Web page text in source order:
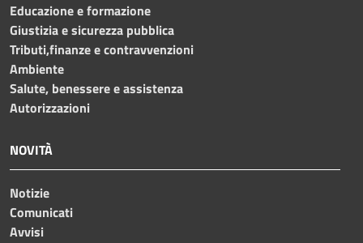
Educazione e formazione
Giustizia e sicurezza pubblica
Tributi,finanze e contravvenzioni
Ambiente
Salute, benessere e assistenza
Autorizzazioni
NOVITÀ
Notizie
Comunicati
Avvisi